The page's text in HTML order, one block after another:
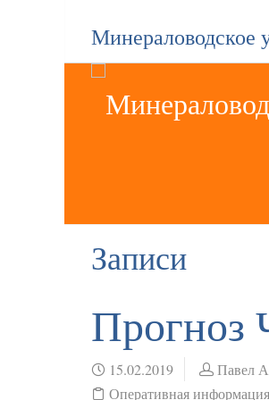
Минераловодское
Записи
Прогноз
15.02.2019
Павел
Оперативная